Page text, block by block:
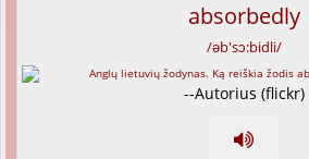
absorbedly
/əb'sɔ:bidli/
--Autorius (flickr)